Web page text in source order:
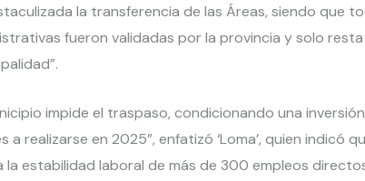
la transferencia de las Áreas, siendo que
fueron validadas por la provincia y solo
impide el traspaso, condicionando una
a realizarse en 2025”, enfatizó ‘Loma’, quien indicó
la estabilidad laboral de más de 300 empleos